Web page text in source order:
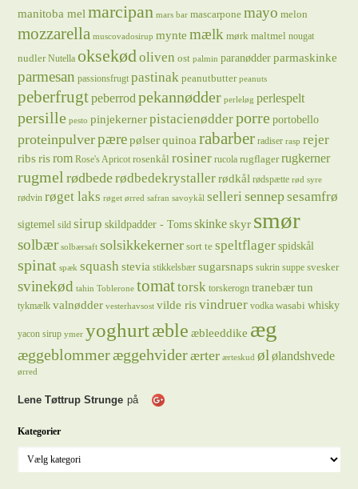
manitoba mel marcipan mars bar mascarpone mayo melon
mozzarella muscovadosirup mynte mælk mørk maltmel nougat
nudler Nutella oksekødoliven ost palmin paranødder parmaskinke
parmesan passionsfrugt pastinak peanutbutter peanuts
peberfrugtpeberrodpekannødder perleløg perlespelt
persille pesto pinjekerner pistacienødderporre portobello
proteinpulverpære pølser quinoa rabarber radiser rasp rejer
ribs risrom Rose's Apricot rosenkål rosiner rucola rugflager rugkerner
rugmel rødbederødbedekrystallerrødkål rødspætte rød syre
rødvin røget laks røget ørred safran savoykål sellerisennepsesamfrø
sigtemel sild sirup skildpadder - Toms skinke skyr smør
solbær solbærsaft solsikkekerner sort te speltflager spidskål
spinat spæk squash stevia stikkelsbær sugarsnaps sukrin suppe svesker
svinekød tahin Toblerone tomattorsk torskerogn tranebærtun
tykmælk valnødder vesterhavsost vilde ris vindruer vodka wasabi whisky
yacon sirup ymer yoghurtæble æbleeddike æg
æggeblommeræggehviderærter ærteskud ølølandshvede
ørred
Lene Tøttrup Strunge på
Kategorier